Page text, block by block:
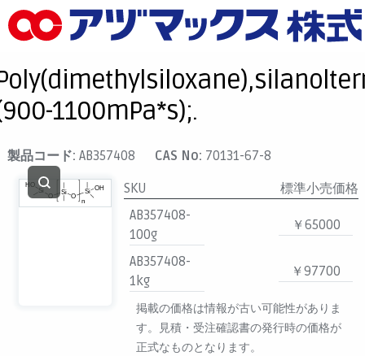
メニュー
お気に入り
カート
マイアカウント
主要取扱ブランド
代理店一覧
1100mPa*s);.
製品コード: AB357408 CAS No: 70131-67-8
SKU
標準小売価格
AB357408-
100g
￥65000
AB357408-
1kg
￥97700
掲載の価格は情報が古い可能性がありま
す。見積・受注確認書の発行時の価格が
正式なものとなります。